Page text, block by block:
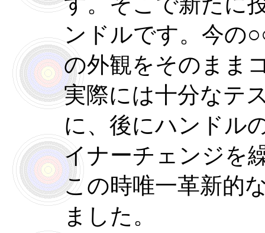
ンドルです。今の
の外観をそのまま
実際には十分なテ
に、後にハンドル
イナーチェンジを
この時唯一革新的
ました。